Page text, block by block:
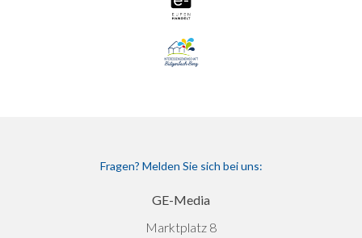
Fragen? Melden Sie sich bei uns:
GE-Media
Marktplatz 8